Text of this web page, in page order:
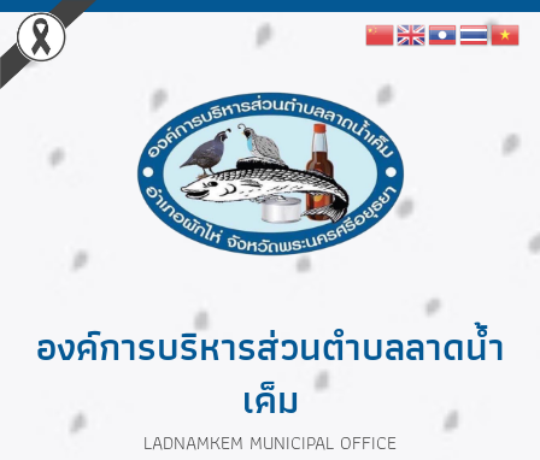
องค์การบริหารส่วนตำบลลาดน้ำ
เค็ม
LADNAMKEM MUNICIPAL OFFICE